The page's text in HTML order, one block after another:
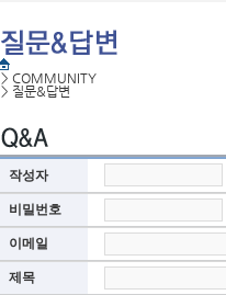
> COMMUNITY
> 질문&답변
작성자
비밀번호
이메일
제목